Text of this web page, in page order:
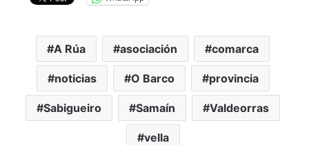
A Rúa asociación comarca
noticias O Barco provincia
Sabigueiro Samaín Valdeorras
vella